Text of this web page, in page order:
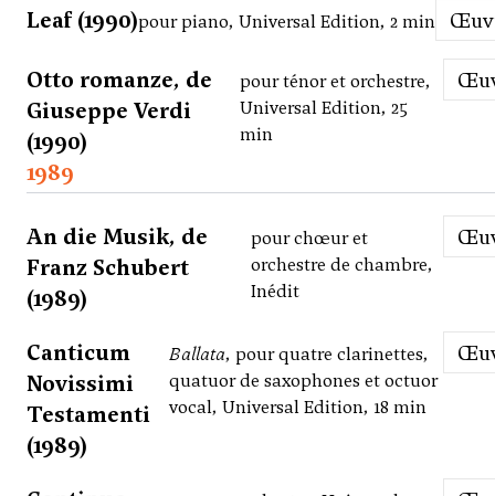
Leaf (1990)pour piano, Universal Edition, 2 min
Otto romanze, de
Giuseppe Verdi
(1990)
pour ténor et orchestre,
Universal Edition, 25
min
1989
An die Musik, de
Franz Schubert
(1989)
pour chœur et
orchestre de chambre,
Inédit
Canticum
Novissimi
Testamenti
(1989)
Ballata, pour quatre clarinettes,
quatuor de saxophones et octuor
vocal, Universal Edition, 18 min